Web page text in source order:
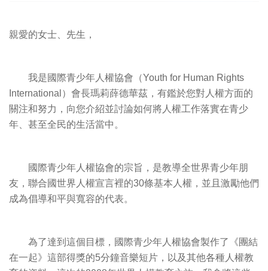
親愛的女士、先生，
我是國際青少年人權協會（Youth for Human Rights
International）會長瑪莉薛德華茲，有鑑於您對人權方面的
關注和努力，向您介紹並討論如何將人權工作落實在青少
年、甚至全民的生活當中。
國際青少年人權協會的宗旨，是教導全世界青少年朋
友，聯合國世界人權宣言裡的30條基本人權，並且激勵他們
成為倡導和平與寬容的代表。
為了達到這個目標，國際青少年人權協會製作了《團結
在一起》這部得獎的5分鐘音樂短片，以及其他各種人權教